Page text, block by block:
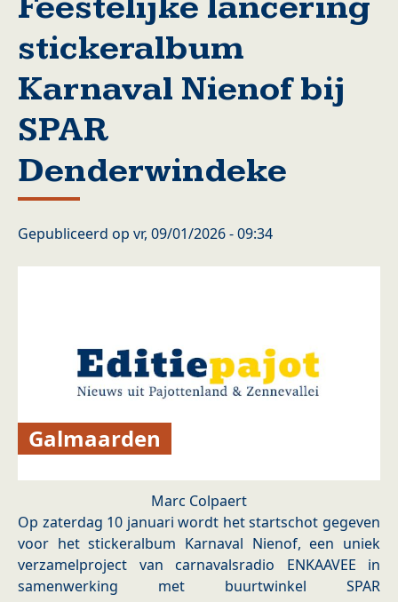
stickeralbum
Karnaval Nienof bij
SPAR
Denderwindeke
Gepubliceerd op vr, 09/01/2026 - 09:34
Galmaarden
Marc Colpaert
Op zaterdag 10 januari wordt het startschot gegeven
voor het stickeralbum Karnaval Nienof, een uniek
verzamelproject van carnavalsradio ENKAAVEE in
samenwerking met buurtwinkel SPAR